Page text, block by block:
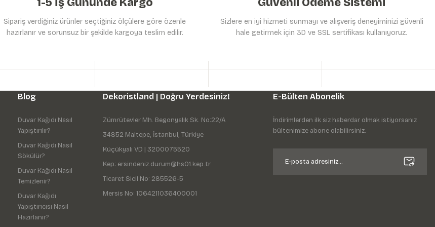
Gönder
Sipariş verdiğiniz ürünler seçtiğiniz ölçülere göre özenle
hazırlanır ve sorunsuz bir şekilde kargoya teslim edilir.
Sizlere en iyi hizmeti sunmayı ve alışveriş deneyiminizi güvenli
hale getirmek için 3D ve SSL sertifikası kullanıyoruz.
Blog
Duvar Kağıdı Nasıl
Yapıştırılır?
Duvar Kağıdı Nasıl
Sökülür?
Duvar Kağıdı Nasıl
Temizlenir?
Duvar Kağıdı
Yapıştırıcısı Nasıl
Hazırlanır?
Dekoristland | Doğru Yerdesiniz!
Zümrütevler Mh. Begonyalık Sk. No:22/A
34852 Maltepe, İstanbul, Türkiye
Küçükyalı VD | 3200075520
Kep: ersindeniz.durum@hs01.kep.tr
Ticaret Sicil No: 285526-5
Mersis No: 1064211036400001
E-Bülten Abonelik
İndirimlerden ilk siz haberdar olmak istiyorsanız
bültenimize abone olabilirsiniz.